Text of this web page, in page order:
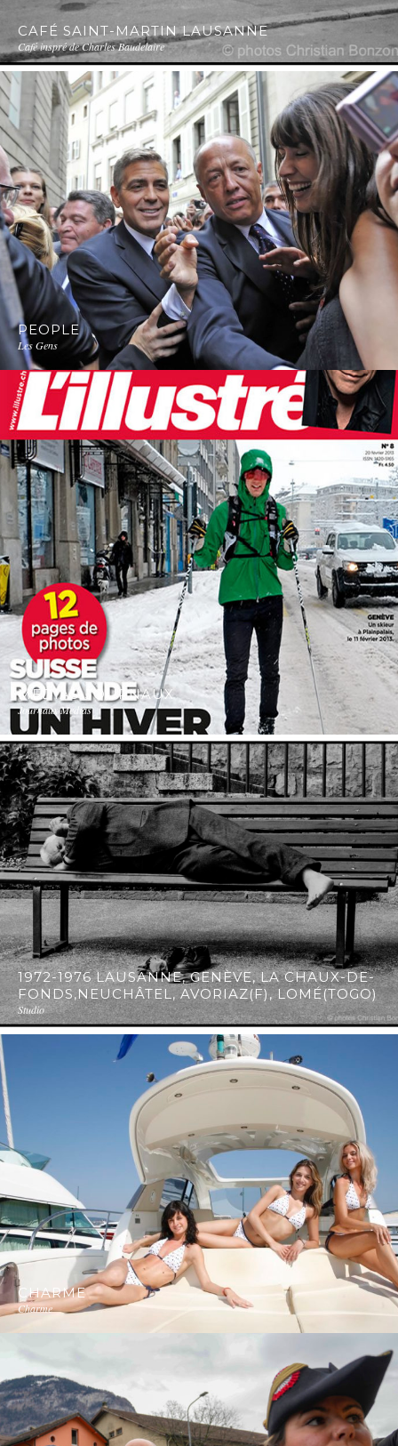
CAFÉ SAINT-MARTIN LAUSANNE
Café inspré de Charles Baudelaire
PEOPLE
Les Gens
MEDIAS-JOURNAUX
Journaux Medias
1972-1976 LAUSANNE, GENÈVE, LA CHAUX-DE-
FONDS,NEUCHÂTEL, AVORIAZ(F), LOMÉ(TOGO)
Studio
CHARME
Charme